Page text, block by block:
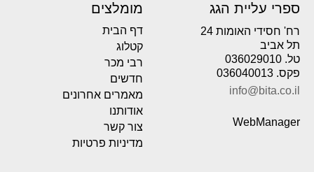
ספרי עליית הגג
רח' חסידי האומות 24
תל אביב
טל. 036029010
פקס. 036040013
info@bita.co.il
WebManager
מומלצים
דף הבית
קטלוג
רבי מכר
חדשים
מאמרים אחרונים
אודותנו
צור קשר
מדיניות פרטיות